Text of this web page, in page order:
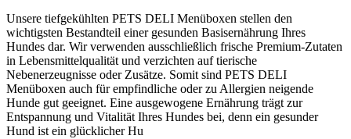
Unsere tiefgekühlten PETS DELI Menüboxen stellen den
wichtigsten Bestandteil einer gesunden Basisernährung Ihres
Hundes dar. Wir verwenden ausschließlich frische Premium-Zutaten
in Lebensmittelqualität und verzichten auf tierische
Nebenerzeugnisse oder Zusätze. Somit sind PETS DELI
Menüboxen auch für empfindliche oder zu Allergien neigende
Hunde gut geeignet. Eine ausgewogene Ernährung trägt zur
Entspannung und Vitalität Ihres Hundes bei, denn ein gesunder
Hund ist ein glücklicher Hu